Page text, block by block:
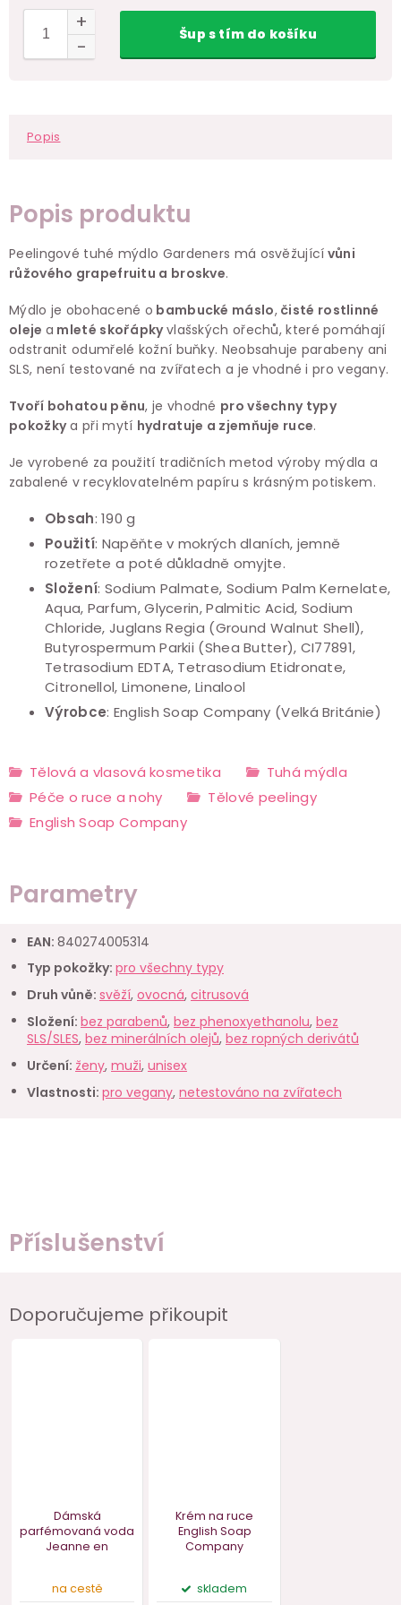
Šups tímdo košíku
Příslušenství
Popis
Popis produktu
Peelingové tuhé mýdlo Gardeners má osvěžující vůni
růžového grapefruitu a broskve.
Mýdlo je obohacené o bambucké máslo,čisté rostlinné
oleje a mleté skořápkyvlašských ořechů, které pomáhají
odstranit odumřelé kožní buňky. Neobsahuje parabeny ani
SLS, není testované na zvířatech a je vhodné i pro vegany.
Tvoří bohatou pěnu, je vhodné pro všechny typy
pokožkya při mytí hydratuje a zjemňuje ruce.
Je vyrobené za použití tradičních metod výroby mýdla a
zabalené v recyklovatelném papíru s krásným potiskem.
Obsah: 190 g
Použití: Napěňte v mokrých dlaních, jemně
rozetřete a poté důkladně omyjte.
Složení: Sodium Palmate, Sodium Palm Kernelate,
Aqua, Parfum, Glycerin, Palmitic Acid, Sodium
Chloride, Juglans Regia (Ground Walnut Shell),
Butyrospermum Parkii (Shea Butter), CI77891,
Tetrasodium EDTA, Tetrasodium Etidronate,
Citronellol, Limonene, Linalool
Výrobce: English Soap Company (Velká Británie)
Tělová a vlasová kosmetika
Tuhá mýdla
Péče o ruce a nohy
Tělové peelingy
English Soap Company
Parametry
EAN: 840274005314
Typ pokožky: pro všechny typy
Druh vůně: svěží, ovocná, citrusová
Složení: bez parabenů, bez phenoxyethanolu, bez
SLS/SLES, bez minerálních olejů, bez ropných derivátů
Určení: ženy, muži, unisex
Vlastnosti: pro vegany, netestováno na zvířatech
Doporučujeme přikoupit